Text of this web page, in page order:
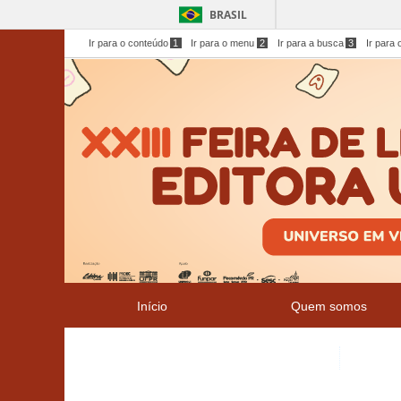
BRASIL
Ir para o conteúdo 1 Ir para o menu 2 Ir para a busca 3 Ir para
Início Quem somos